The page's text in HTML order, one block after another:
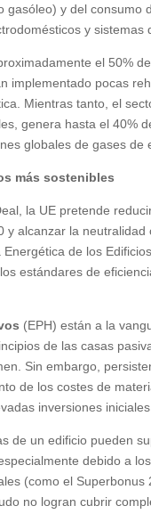
gasóleo) y del consumo
y sistemas
el 50%
implementado pocas
Mientras tanto, el
genera hasta el 40%
globales de gases de
más sostenibles
la UE pretende
y alcanzar la
de los
estándares de
(EPH) están a la
de las casas
Sin embargo,
de los costes de
inversiones iniciales.
de un edificio pueden
debido a
(como el
no logran cubrir